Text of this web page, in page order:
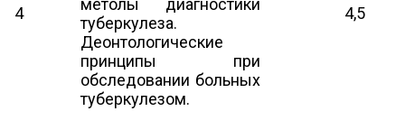
4
метолы диагностики
туберкулеза.
Деонтологические
принципы при
обследовании больных
туберкулезом.
4,5